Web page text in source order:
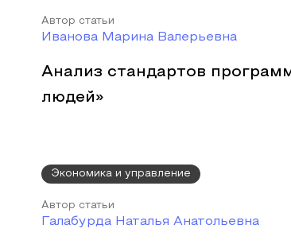
Автор статьи
Иванова Марина Валерьевна
Анализ стандартов
людей»
Экономика и управление
Автор статьи
Галабурда Наталья Анатольевна